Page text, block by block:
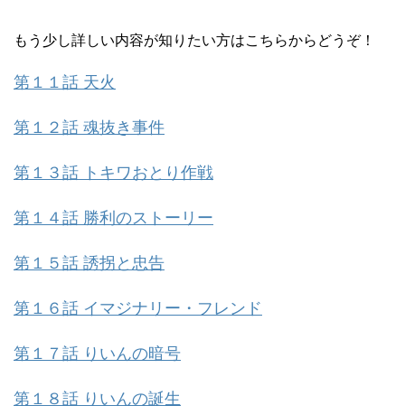
もう少し詳しい内容が知りたい方はこちらからどうぞ！
第１１話 天火
第１２話 魂抜き事件
第１３話 トキワおとり作戦
第１４話 勝利のストーリー
第１５話 誘拐と忠告
第１６話 イマジナリー・フレンド
第１７話 りいんの暗号
第１８話 りいんの誕生